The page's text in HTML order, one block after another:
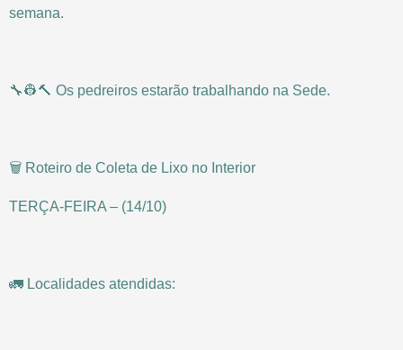
semana.
🔧👷🔨 Os pedreiros estarão trabalhando na Sede.
🗑️ Roteiro de Coleta de Lixo no Interior
TERÇA-FEIRA – (14/10)
🚛 Localidades atendidas: